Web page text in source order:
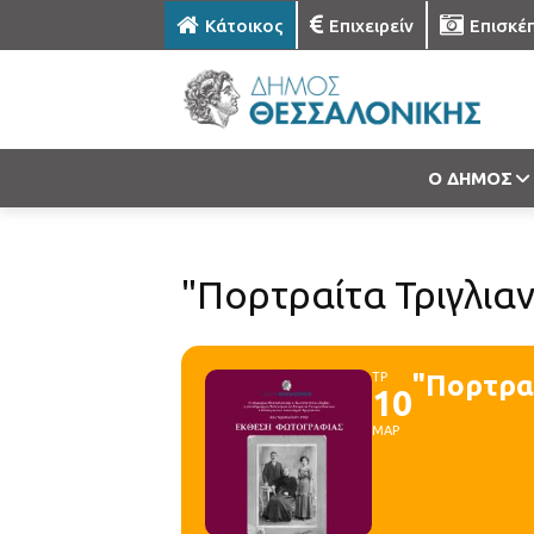
Κάτοικος Επιχειρείν
Ο ΔΗΜΟΣ
"Πορτραίτα
ΤΡ
10
ΜΑΡ